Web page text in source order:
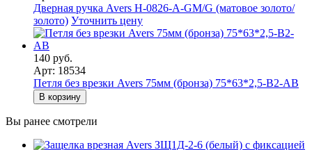
Дверная ручка Avers H-0826-A-GM/G (матовое золото/
золото) Уточнить цену
140 руб.
Арт: 18534
Петля без врезки Avers 75мм (бронза) 75*63*2,5-B2-AB
В корзину
Вы ранее смотрели